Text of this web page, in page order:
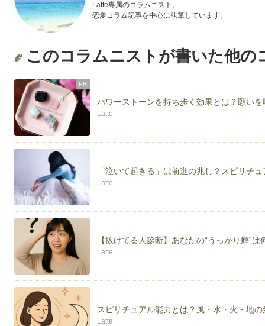
Latte専属のコラムニスト。
恋愛コラム記事を中心に執筆しています。
このコラムニストが書いた他の
PR
パワーストーンを持ち歩く効果とは？願い
Latte
「泣いて起きる」は前進の兆し？スピリチ
Latte
【抜けてる人診断】あなたの“うっかり癖”
Latte
スピリチュアル能力とは？風・水・火・地
Latte